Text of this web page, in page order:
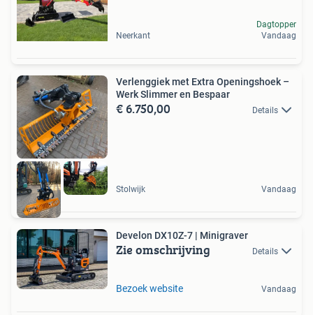
Neerkant
Dagtopper
Vandaag
Verlenggiek met Extra Openingshoek –
Werk Slimmer en Bespaar
€ 6.750,00 Details
Stolwijk Vandaag
Develon DX10Z-7 | Minigraver
Zie omschrijving Details
Bezoek website Vandaag